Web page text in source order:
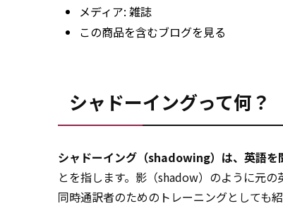
メディア: 雑誌
この商品を含むブログを見る
シャドーイングって何？
シャドーイング（shadowing）は、英語を
とを指します。影（shadow）のように元
同時通訳者のためのトレーニングとしても